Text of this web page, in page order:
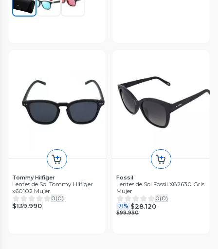
Tommy Hilfiger
Lentes de Sol Tommy Hilfiger
x60102 Mujer
0(0)
$139.990
Fossil
Lentes de Sol Fossil X82630 Gris
Mujer
0(0)
71% $28.120
$99.990